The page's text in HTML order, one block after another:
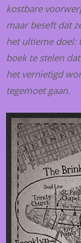
kostbare
maar beseft dat
het ultieme doel:
boek te stelen
het vernietigd
tegemoet gaan.